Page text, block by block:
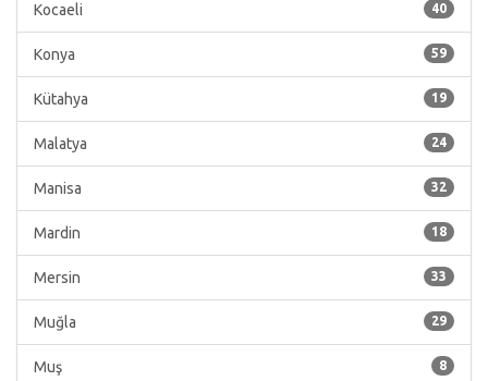
40
Kocaeli
59
Konya
19
Kütahya
24
Malatya
32
Manisa
18
Mardin
33
Mersin
29
Muğla
8
Muş